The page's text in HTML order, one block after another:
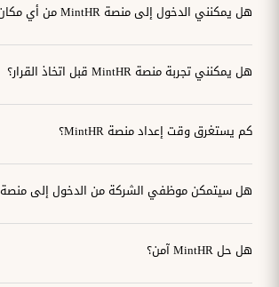
هل يمكنني الدخول إلى منصة MintHR من أي مكان؟
هل يمكنني تجربة منصة MintHR قبل اتخاذ القرار؟
كم يستغرق وقت إعداد منصة MintHR؟
هل سيتمكن موظفي الشركة من الدخول إلى منصة MintHR؟
هل حل MintHR آمن؟